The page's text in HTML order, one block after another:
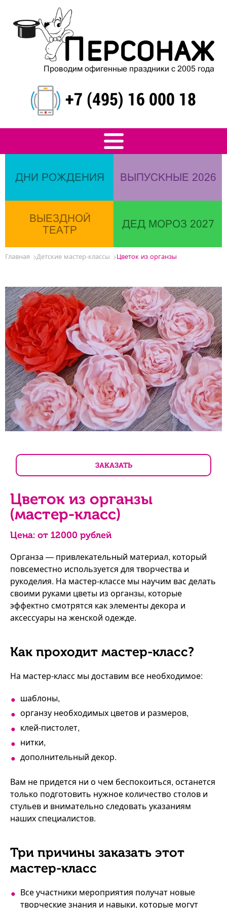
Проводим офигенные праздники с 2005 года
+7 (495) 16 000 18
ДНИ РОЖДЕНИЯ ВЫПУСКНЫЕ 2026
ВЫЕЗДНОЙ
ТЕАТР
ДЕД МОРОЗ 2027
Главная Детские мастер-классы Цветок из органзы
ЗАКАЗАТЬ
Цветок из органзы
(мастер-класс)
Цена: от 12000 рублей
Органза — привлекательный материал, который
повсеместно используется для творчества и
рукоделия. На мастер-классе мы научим вас делать
своими руками цветы из органзы, которые
эффектно смотрятся как элементы декора и
аксессуары на женской одежде.
Как проходит мастер-класс?
На мастер-класс мы доставим все необходимое:
шаблоны,
органзу необходимых цветов и размеров,
клей-пистолет,
нитки,
дополнительный декор.
Вам не придется ни о чем беспокоиться, останется
только подготовить нужное количество столов и
стульев и внимательно следовать указаниям
наших специалистов.
Три причины заказать этот
мастер-класс
Все участники мероприятия получат новые
творческие знания и навыки, которые могут